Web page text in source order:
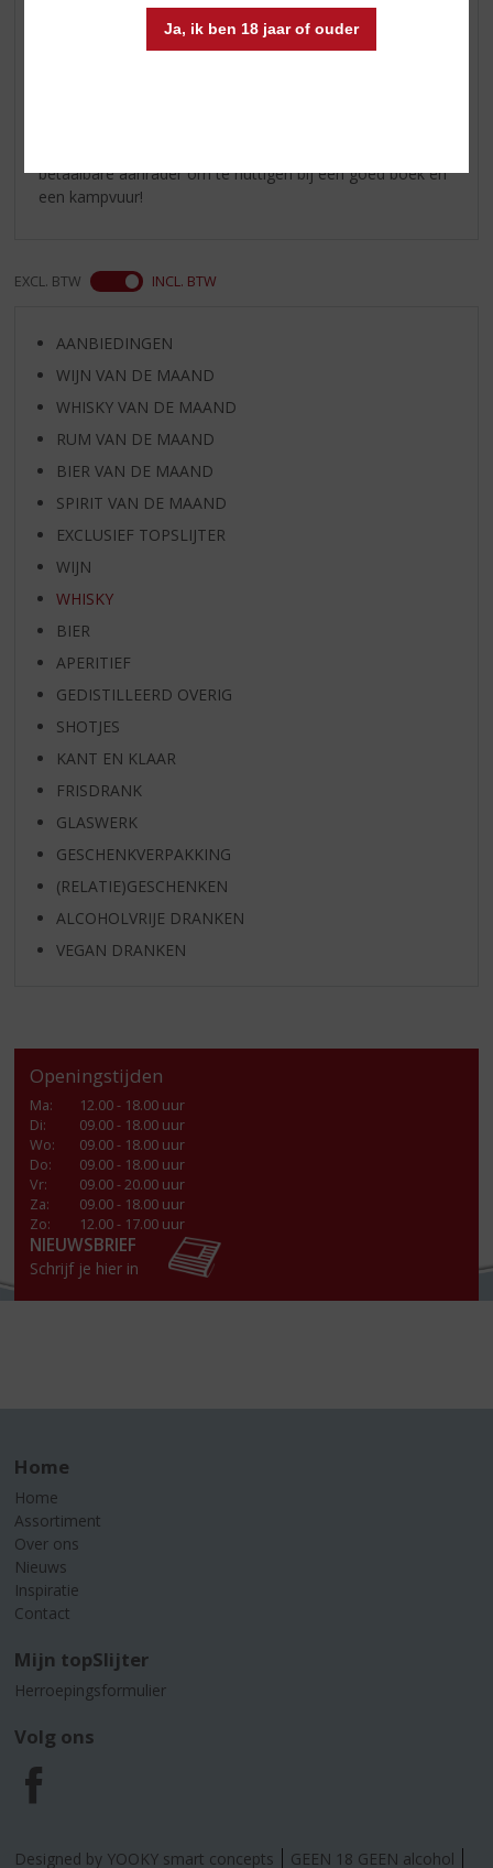
Ja, ik ben 18 jaar of ouder
betaalbare aanrader om te nuttigen bij een goed boek en
een kampvuur!
EXCL. BTW INCL. BTW
AANBIEDINGEN
WIJN VAN DE MAAND
WHISKY VAN DE MAAND
RUM VAN DE MAAND
BIER VAN DE MAAND
SPIRIT VAN DE MAAND
EXCLUSIEF TOPSLIJTER
WIJN
WHISKY
BIER
APERITIEF
GEDISTILLEERD OVERIG
SHOTJES
KANT EN KLAAR
FRISDRANK
GLASWERK
GESCHENKVERPAKKING
(RELATIE)GESCHENKEN
ALCOHOLVRIJE DRANKEN
VEGAN DRANKEN
Openingstijden
Ma:
12.00 - 18.00 uur
Di:
09.00 - 18.00 uur
Wo:
09.00 - 18.00 uur
Do:
09.00 - 18.00 uur
Vr:
09.00 - 20.00 uur
Za:
09.00 - 18.00 uur
Zo:
12.00 - 17.00 uur
NIEUWSBRIEF
Schrijf je hier in
Home
Home
Assortiment
Over ons
Nieuws
Inspiratie
Contact
Mijn topSlijter
Herroepingsformulier
Volg ons
F
a
Designed by YOOKY smart concepts GEEN 18 GEEN alcohol